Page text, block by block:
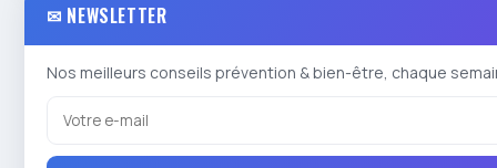
✉ NEWSLETTER
Nos meilleurs conseils prévention & bien-être, chaque